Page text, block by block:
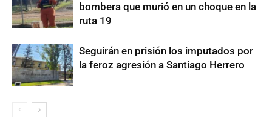
bombera que murió en un choque en la
ruta 19
Seguirán en prisión los imputados por
la feroz agresión a Santiago Herrero